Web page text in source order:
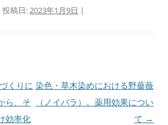
e
投稿日:2023年1月9日 |
くりに
ら、そ
効率化
染色・草木染めにおける野薔薇
（ノイバラ）。薬用効果につい
て →